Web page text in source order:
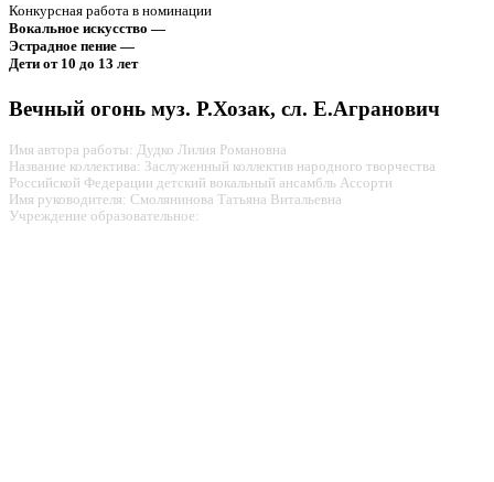
Конкурсная работа в номинации
Вокальное искусство —
Эстрадное пение —
Дети от 10 до 13 лет
Вечный огонь муз. Р.Хозак, сл. Е.Агранович
Имя автора работы: Дудко Лилия Романовна
Название коллектива: Заслуженный коллектив народного творчества
Российской Федерации детский вокальный ансамбль Ассорти
Имя руководителя: Смолянинова Татьяна Витальевна
Учреждение образовательное: